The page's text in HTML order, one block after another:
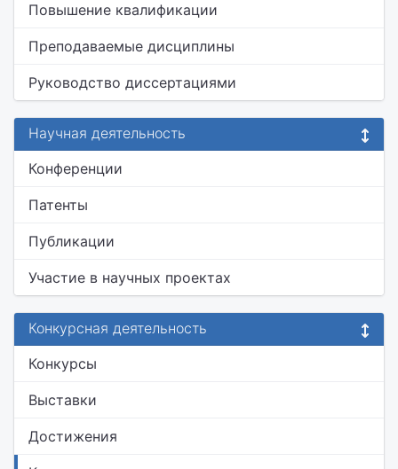
Повышение квалификации
Преподаваемые дисциплины
Руководство диссертациями
Научная деятельность
Конференции
Патенты
Публикации
Участие в научных проектах
Конкурсная деятельность
Конкурсы
Выставки
Достижения